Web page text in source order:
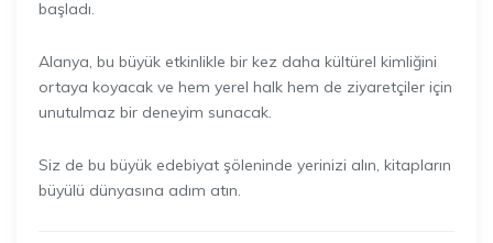
başladı.
Alanya, bu büyük etkinlikle bir kez daha kültürel kimliğini
ortaya koyacak ve hem yerel halk hem de ziyaretçiler için
unutulmaz bir deneyim sunacak.
Siz de bu büyük edebiyat şöleninde yerinizi alın, kitapların
büyülü dünyasına adım atın.